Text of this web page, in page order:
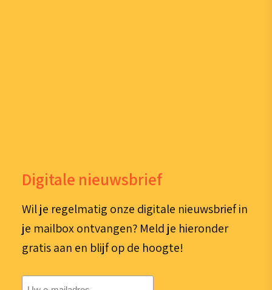
Digitale nieuwsbrief
Wil je regelmatig onze digitale nieuwsbrief in
je mailbox ontvangen? Meld je hieronder
gratis aan en blijf op de hoogte!